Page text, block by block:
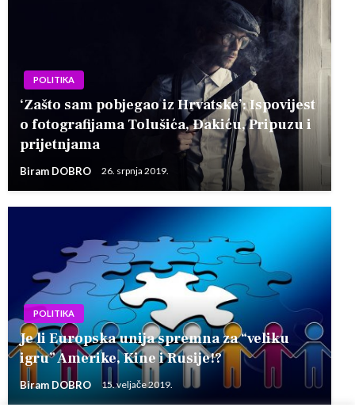
POLITIKA
‘Zašto sam pobjegao iz Hrvatske’: Ispovijest
o fotografijama Tolušića, Đakiću, Pripuzu i
prijetnjama
Biram DOBRO 26. srpnja 2019.
POLITIKA
Je li Europska unija spremna za “veliku
igru” Amerike, Kine i Rusije!?
Biram DOBRO 15. veljače 2019.